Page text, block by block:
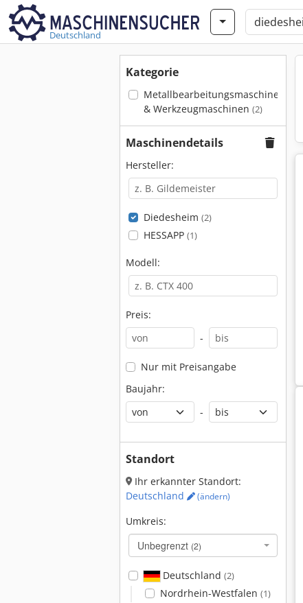
Deutschland
Kategorie
Metallbearbeitungsmaschinen
& Werkzeugmaschinen (2)
Maschinendetails
Hersteller:
Diedesheim (2)
HESSAPP (1)
Modell:
Preis:
-
Nur mit Preisangabe
Baujahr:
-
Standort
Ihr erkannter Standort:
Deutschland
(ändern)
Umkreis:
Unbegrenzt (2)
Deutschland (2)
Nordrhein-Westfalen (1)